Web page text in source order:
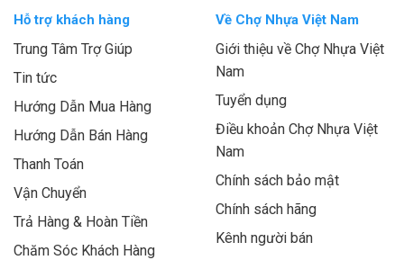
Hỗ trợ khách hàng
Trung Tâm Trợ Giúp
Tin tức
Hướng Dẫn Mua Hàng
Hướng Dẫn Bán Hàng
Thanh Toán
Vận Chuyển
Trả Hàng & Hoàn Tiền
Chăm Sóc Khách Hàng
Về Chợ Nhựa Việt Nam
Giới thiệu về Chợ Nhựa Việt
Nam
Tuyển dụng
Điều khoản Chợ Nhựa Việt
Nam
Chính sách bảo mật
Chính sách hãng
Kênh người bán